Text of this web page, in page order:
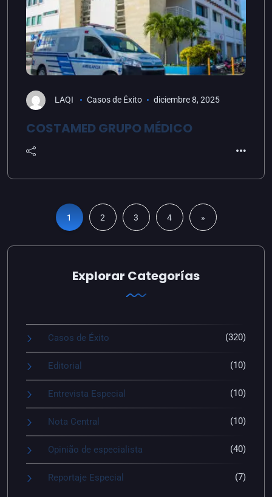
LAQI Casos de Éxito diciembre 8, 2025
COSTAMED GRUPO MÉDICO
1 2 3 4 »
Explorar Categorías
Casos de Éxito (320)
Editorial (10)
Entrevista Especial (10)
Nota Central (10)
Opinião de especialista (40)
Reportaje Especial (7)